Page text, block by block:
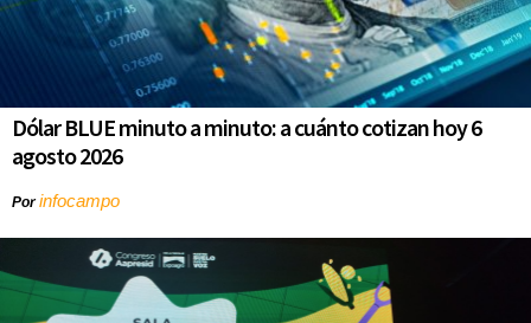
Dólar BLUE minuto a minuto: a cuánto cotizan hoy 6
agosto 2026
Porinfocampo